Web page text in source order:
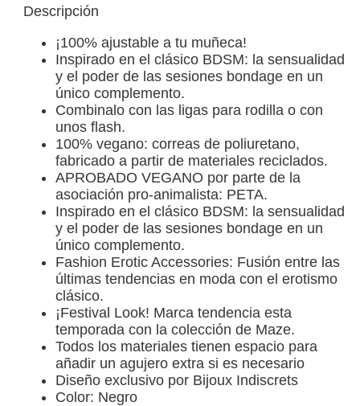
Descripción
¡100% ajustable a tu muñeca!
Inspirado en el clásico BDSM: la sensualidad
y el poder de las sesiones bondage en un
único complemento.
Combinalo con las ligas para rodilla o con
unos flash.
100% vegano: correas de poliuretano,
fabricado a partir de materiales reciclados.
APROBADO VEGANO por parte de la
asociación pro-animalista: PETA.
Inspirado en el clásico BDSM: la sensualidad
y el poder de las sesiones bondage en un
único complemento.
Fashion Erotic Accessories: Fusión entre las
últimas tendencias en moda con el erotismo
clásico.
¡Festival Look! Marca tendencia esta
temporada con la colección de Maze.
Todos los materiales tienen espacio para
añadir un agujero extra si es necesario
Diseño exclusivo por Bijoux Indiscrets
Color: Negro